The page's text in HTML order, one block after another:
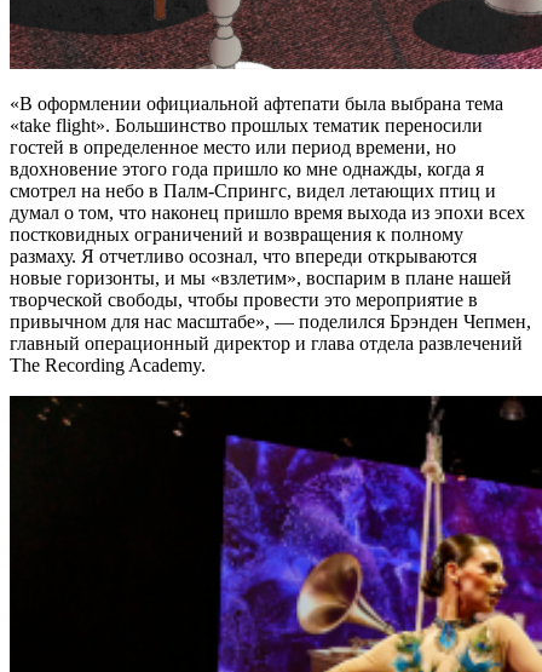
«В оформлении официальной афтепати была выбрана тема
«take flight». Большинство прошлых тематик переносили
гостей в определенное место или период времени, но
вдохновение этого года пришло ко мне однажды, когда я
смотрел на небо в Палм-Спрингс, видел летающих птиц и
думал о том, что наконец пришло время выхода из эпохи всех
постковидных ограничений и возвращения к полному
размаху. Я отчетливо осознал, что впереди открываются
новые горизонты, и мы «взлетим», воспарим в плане нашей
творческой свободы, чтобы провести это мероприятие в
привычном для нас масштабе», — поделился Брэнден Чепмен,
главный операционный директор и глава отдела развлечений
The Recording Academy.